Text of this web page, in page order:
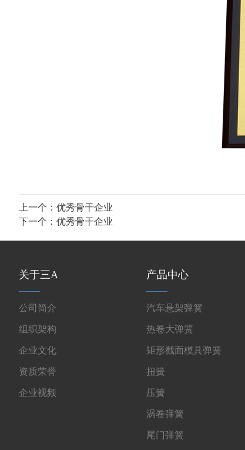
上一个： 优秀骨干企业
下一个： 优秀骨干企业
关于三A
公司简介
组织架构
企业文化
资质荣誉
企业视频
产品中心
汽车悬架弹簧
热卷大弹簧
矩形截面模具弹簧
扭簧
压簧
涡卷弹簧
尾门弹簧